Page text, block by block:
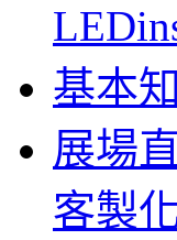
基本
展場
客製